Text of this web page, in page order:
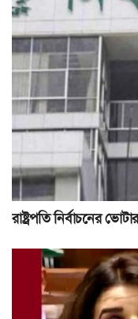
রাষ্ট্রপতি নির্বাচনের